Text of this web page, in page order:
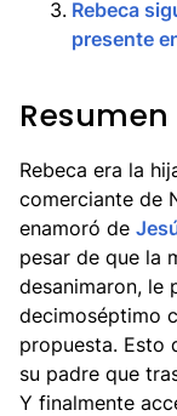
3. Rebeca
presente
Resumen
Rebeca era la
comerciante de
enamoró de
pesar de que la
desanimaron, le
decimoséptimo
propuesta. Esto
su padre que
Y finalmente